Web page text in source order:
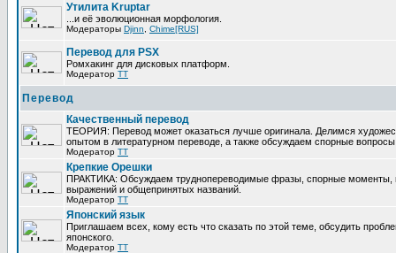
Утилита Kruptar
...и её эволюционная морфология.
Модераторы Djinn Chime[RUS]
Перевод для PSX
Ромхакинг для дисковых платформ.
Модератор TT
Перевод
Качественный перевод
ТЕОРИЯ: Перевод может оказаться лучше оригинала. Делимся
опытом в литературном переводе, а также обсуждаем спорные вопросы
Модератор TT
Крепкие Орешки
ПРАКТИКА: Обсуждаем труднопереводимые фразы, спорные моменты,
выражений и общепринятых названий.
Модератор TT
Японский язык
Приглашаем всех, кому есть что сказать по этой теме, обсудить
японского.
Модератор TT